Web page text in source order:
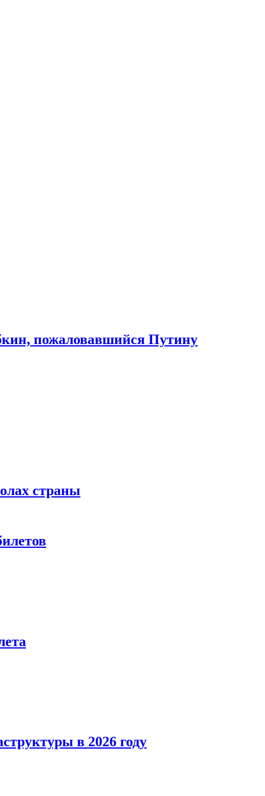
пожаловавшийся Путину
страны
в 2026 году